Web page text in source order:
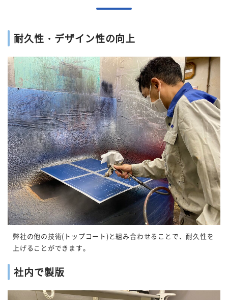
耐久性・デザイン性の向上
弊社の他の技術( トップコート)と組み合わせることで、耐久性を
上げることができます。
社内で製版